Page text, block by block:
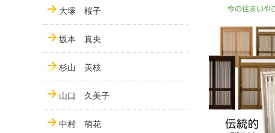
大塚 桜子
坂本 真央
杉山 美枝
山口 久美子
中村 萌花